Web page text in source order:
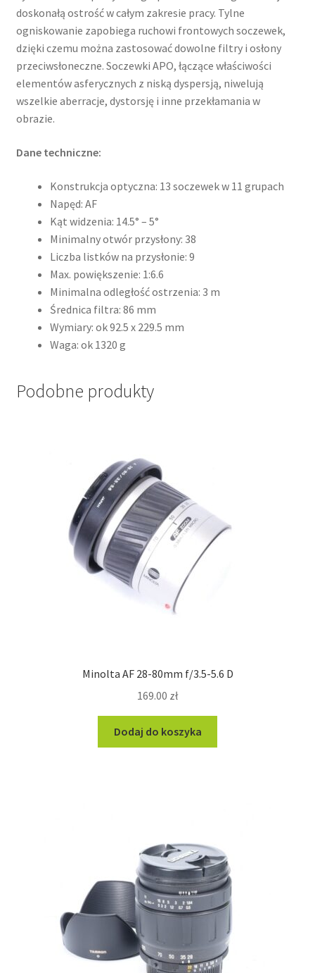
doskonałą ostrość w całym zakresie pracy. Tylne
ogniskowanie zapobiega ruchowi frontowych soczewek,
dzięki czemu można zastosować dowolne filtry i osłony
przeciwsłoneczne. Soczewki APO, łączące właściwości
elementów asferycznych z niską dyspersją, niwelują
wszelkie aberracje, dystorsję i inne przekłamania w
obrazie.
Dane techniczne:
Konstrukcja optyczna: 13 soczewek w 11 grupach
Napęd: AF
Kąt widzenia: 14.5° – 5°
Minimalny otwór przysłony: 38
Liczba listków na przysłonie: 9
Max. powiększenie: 1:6.6
Minimalna odległość ostrzenia: 3 m
Średnica filtra: 86 mm
Wymiary: ok 92.5 x 229.5 mm
Waga: ok 1320 g
Podobne produkty
Minolta AF 28-80mm f/3.5-5.6 D
169.00 zł
Dodaj do koszyka